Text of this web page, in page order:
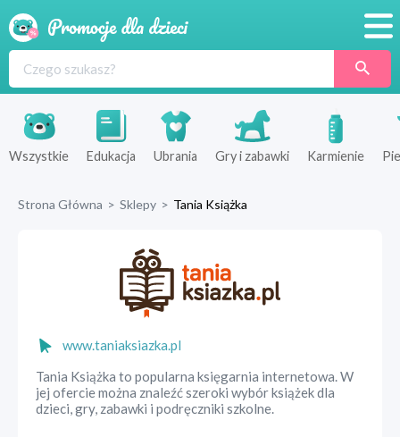
Produkty
Sklepy
Wszystkie Edukacja Ubrania Gry i zabawki Karmienie
Strona Główna > Sklepy > Tania Książka
www.taniaksiazka.pl
Tania Książka to popularna księgarnia internetowa. W
jej ofercie można znaleźć szeroki wybór książek dla
dzieci, gry, zabawki i podręczniki szkolne.